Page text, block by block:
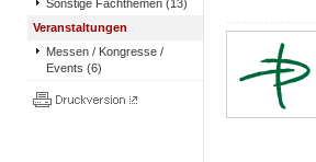
Sonstige Fachthemen (13)
Veranstaltungen
Messen / Kongresse /
Events (6)